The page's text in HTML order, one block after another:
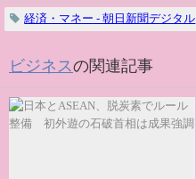
経済・マネー - 朝日新聞デジタル
ビジネスの関連記事